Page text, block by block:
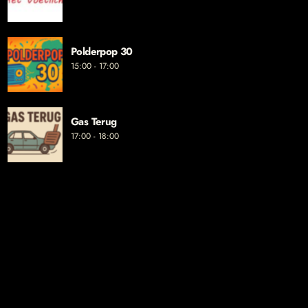
Polderpop 30
15:00 - 17:00
Gas Terug
17:00 - 18:00